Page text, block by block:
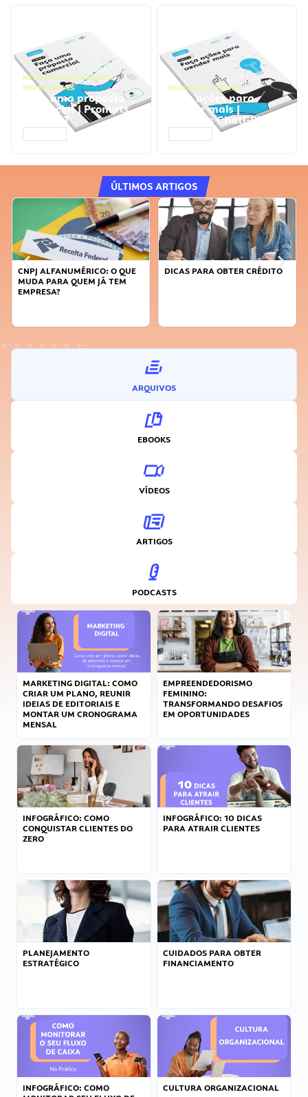
NEGÓCIOS, PROCESSOS
EMPRESARIAIS
Faça uma proposta
comercial | Prompts
ChatGPT
NEGÓCIOS, VENDAS
Faça ações para
vender mais |
Prompts ChatGPT
ÚLTIMOS ARTIGOS
CNPJ ALFANUMÉRICO: O QUE
MUDA PARA QUEM JÁ TEM
EMPRESA?
DICAS PARA OBTER CRÉDITO
ARQUIVOS
EBOOKS
VÍDEOS
ARTIGOS
PODCASTS
MARKETING DIGITAL: COMO
CRIAR UM PLANO, REUNIR
IDEIAS DE EDITORIAIS E
MONTAR UM CRONOGRAMA
MENSAL
EMPREENDEDORISMO
FEMININO:
TRANSFORMANDO DESAFIOS
EM OPORTUNIDADES
INFOGRÁFICO: COMO
CONQUISTAR CLIENTES DO
ZERO
INFOGRÁFICO: 10 DICAS
PARA ATRAIR CLIENTES
PLANEJAMENTO
ESTRATÉGICO
CUIDADOS PARA OBTER
FINANCIAMENTO
INFOGRÁFICO: COMO
CULTURA ORGANIZACIONAL